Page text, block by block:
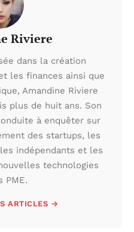
Riviere
dans la création
les finances ainsi que
Amandine Riviere
plus de huit ans. Son
à enquêter sur
des startups, les
indépendants et les
technologies
PME.
ARTICLES →